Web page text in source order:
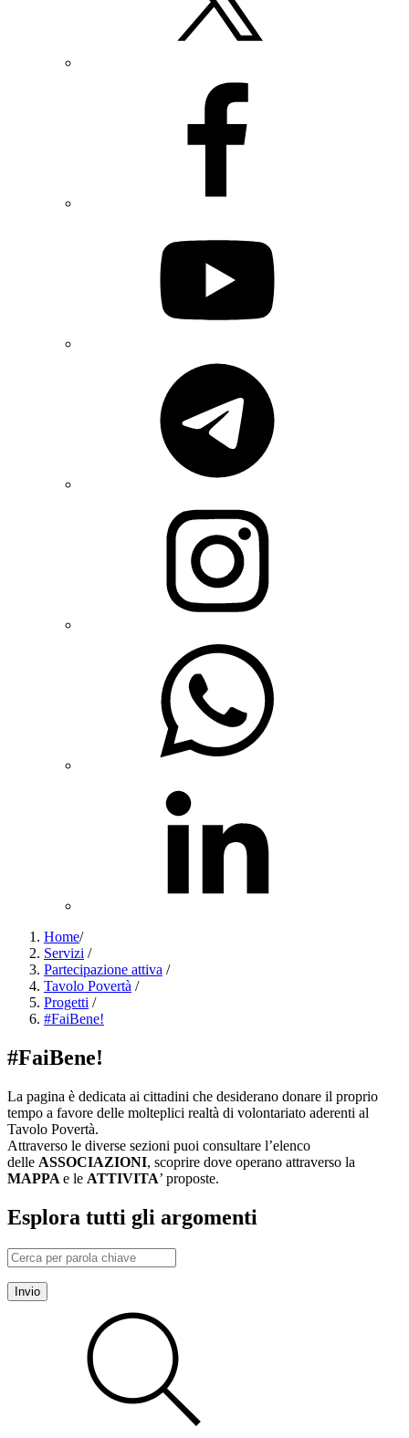
Home/
Servizi /
Partecipazione attiva /
Tavolo Povertà /
Progetti /
#FaiBene!
#FaiBene!
La pagina è dedicata ai cittadini che desiderano donare il proprio
tempo a favore delle molteplici realtà di volontariato aderenti al
Tavolo Povertà.
Attraverso le diverse sezioni puoi consultare l’elenco
delle ASSOCIAZIONI, scoprire dove operano attraverso la
MAPPA e le ATTIVITA’ proposte.
Esplora tutti gli argomenti
Invio